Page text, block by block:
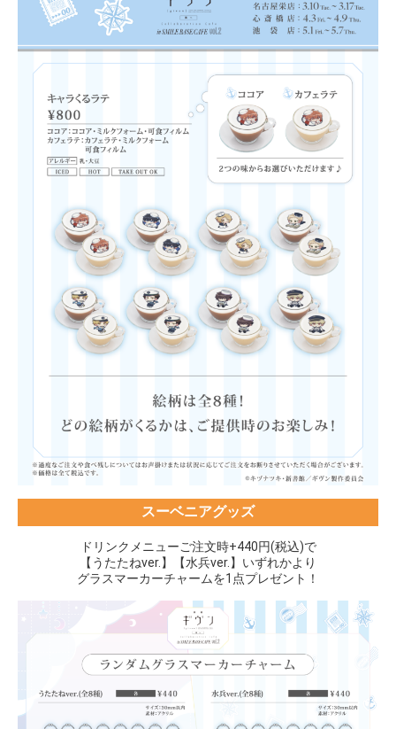
スーベニアグッズ
ドリンクメニューご注文時+440円(税込)で
【うたたねver.】【水兵ver.】いずれかより
グラスマーカーチャームを1点プレゼント！